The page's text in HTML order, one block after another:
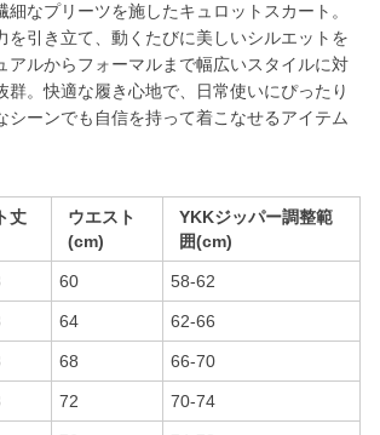
細なプリーツを施したキュロットスカート。
を引き立て、動くたびに美しいシルエットを
アルからフォーマルまで幅広いスタイルに対
群。快適な履き心地で、日常使いにぴったり
シーンでも自信を持って着こなせるアイテム
丈
ウエスト
(cm)
YKKジッパー調整範
囲(cm)
60 58-62
64 62-66
68 66-70
72 70-74